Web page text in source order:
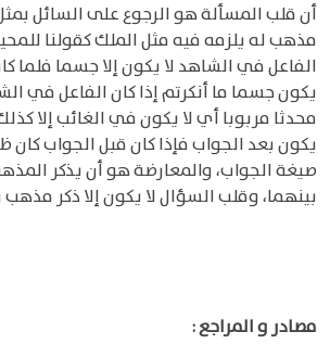
أن قلب المسألة هو الرجوع على السائل
مذهب له يلزمه فيه مثل الملك كقولنا
الفاعل في الشاهد لا يكون إلا جسما فلما
يكون جسما ما أنكرتم إذا كان الفاعل في
محدثا مربوبا أي لا يكون في الغائب إلا
يكون بعد الجواب فإذا كان قبل الجواب كان
صيغة الجواب، والمعارضة هو أن يذكر
بينهما، وقلب السؤال لا يكون إلا ذكر مذهب
مصادر و المراجع :